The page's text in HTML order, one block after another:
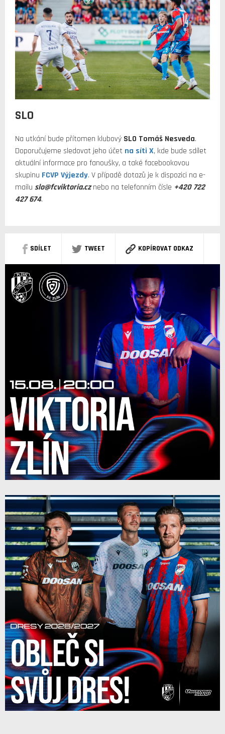
SLO
Na utkání bude přítomen klubový SLO Tomáš Nesveda.
Doporučujeme sledovat jeho účet na síti X, kde bude sdílet
aktuální informace pro fanoušky, a také facebookovou
skupinu FCVP Výjezdy. V případě dotazů je k dispozici na e-
mailu slo@fcviktoria.cznebo na telefonním čísle +420 722
427 674.
SDÍLET TWEET KOPÍROVAT ODKAZ